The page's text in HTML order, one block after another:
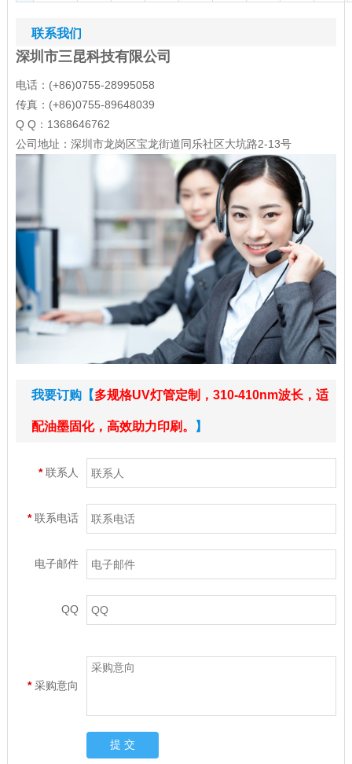
联系我们
深圳市三昆科技有限公司
电话：(+86)0755-28995058
传真：(+86)0755-89648039
Q Q：1368646762
公司地址：深圳市龙岗区宝龙街道同乐社区大坑路2-13号
我要订购【多规格UV灯管定制，310-410nm波长，适
配油墨固化，高效助力印刷。 】
*联系人
*联系电话
电子邮件
QQ
*采购意向